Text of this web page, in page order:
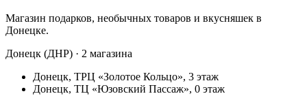
Магазин подарков, необычных товаров и вкусняшек в
Донецке.
Донецк (ДНР) · 2 магазина
Донецк, ТРЦ «Золотое Кольцо», 3 этаж
Донецк, ТЦ «Юзовский Пассаж», 0 этаж